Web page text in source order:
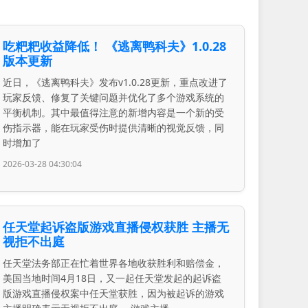
吃粑粑收益降低！ 《逃离鸭科夫》1.0.28
版本更新
近日，《逃离鸭科夫》发布v1.0.28更新，重点改进了
玩家反馈、修复了关键问题并优化了多个游戏系统的
平衡机制。其中最值得注意的新增内容是一个新的受
伤指示器，能在玩家受伤时提供清晰的视觉反馈，同
时增加了
2026-03-28 04:30:04
任天堂起诉盗版游戏直播侵权获胜 主播无
视拒不出庭
任天堂法务部正在忙着世界各地收获胜利和赔偿金，
美国当地时间4月18日，又一起任天堂发起的起诉盗
版游戏直播侵权案中任天堂获胜，因为被起诉的游戏